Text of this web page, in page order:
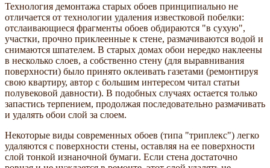
Технология демонтажа старых обоев принципиально не
отличается от технологии удаления известковой побелки:
отслаивающиеся фрагменты обоев обдираются "в сухую",
участки, прочно приклеенные к стене, размачиваются водой и
снимаются шпателем. В старых домах обои нередко наклеены
в несколько слоев, а собственно стену (для выравнивания
поверхности) было принято оклеивать газетами (ремонтируя
свою квартиру, автор с большим интересом читал статьи
полувековой давности). В подобных случаях остается только
запастись терпением, продолжая последовательно размачивать
и удалять обои слой за слоем.
Некоторые виды современных обоев (типа "триплекс") легко
удаляются с поверхности стены, оставляя на ее поверхности
слой тонкой изнаночной бумаги. Если стена достаточно